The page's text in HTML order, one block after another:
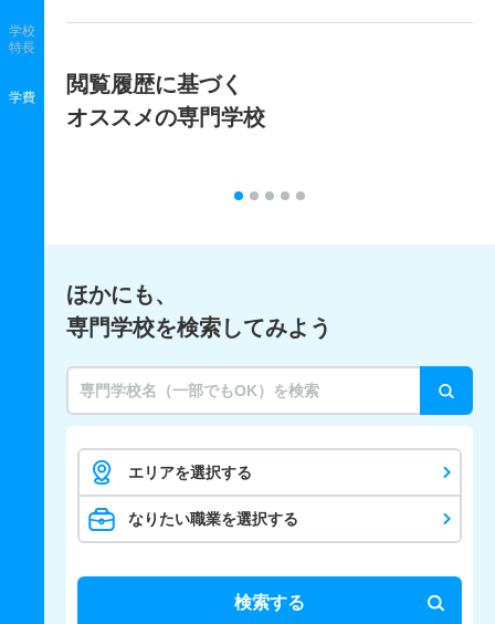
学校
特長
学費
閲覧履歴に基づく
オススメの専門学校
ほかにも、
専門学校を検索してみよう
エリアを選択する
なりたい職業を選択する
検索する